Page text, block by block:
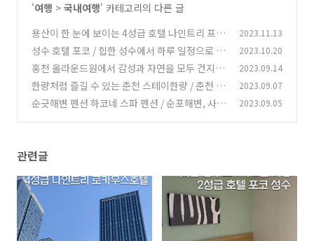
'여행 > 국내여행' 카테고리의 다른 글
용산이 한 눈에 보이는 4성급 호텔 나인트리 프리
미어 로카우스 용산
(2)
2023.11.13
성수 호텔 포코 / 힙한 성수에서 하루 일정으로 모
자라다면?! 호텔 포코 이용후기 (0)
2023.10.20
홍천 올라운드원에서 감성과 자연을 모두 건지다
/ 겨울 초입의 올라운드원 (3)
2023.09.14
한량처럼 즐길 수 있는 춘천 스테이한량 / 춘천 감
성숙소, 한옥 독채 (2)
2023.09.07
순긋해변 펜션 하코네 스파 펜션 / 순포해변, 사근
2023.09.05
관련글